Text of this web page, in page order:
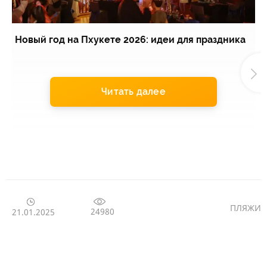
Новый год на Пхукете 2026: идеи для праздника
Читать далее
21.01.2025 24980 ПЛЯЖИ